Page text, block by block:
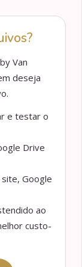
Van
deseja
e testar o
Drive
Google
ao
custo-